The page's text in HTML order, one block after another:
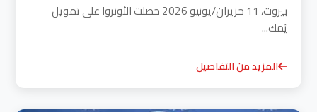
بيروت، 11 حزيران/يونيو 2026 حصلت الأونروا على تمويل
يُمك...
المزيد من التفاصيل